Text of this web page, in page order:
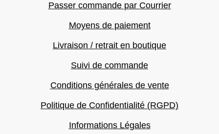
Passer commande par Courrier
Moyens de paiement
Livraison / retrait en boutique
Suivi de commande
Conditions générales de vente
Politique de Confidentialité (RGPD)
Informations Légales